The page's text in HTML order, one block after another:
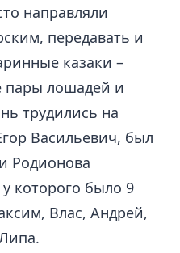
направляли
передавать и
казаки –
пары лошадей и
трудились на
Васильевич, был
Родионова
которого было 9
Влас, Андрей,